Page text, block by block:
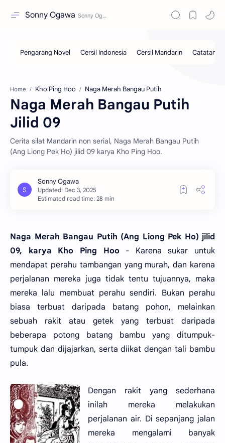
Sonny Ogawa
Home Kho Ping Hoo Naga Merah Bangau Putih
Naga Merah Bangau Putih
Jilid 09
Cerita silat Mandarin non serial, Naga Merah Bangau Putih
(Ang Liong Pek Ho) jilid 09 karya Kho Ping Hoo.
Estimated read time: 28 min
Naga Merah Bangau Putih (Ang Liong Pek Ho) jilid
09, karya Kho Ping Hoo- Karena sukar untuk
mendapat perahu tambangan yang murah, dan karena
perjalanan mereka juga tidak tentu tujuannya, maka
mereka lalu membuat perahu sendiri. Bukan perahu
biasa terbuat daripada batang pohon, melainkan
sebuah rakit atau getek yang terbuat daripada
beberapa potong batang bambu yang ditumpuk-
tumpuk dan dijajarkan, serta diikat dengan tali bambu
pula.
Dengan rakit yang sederhana
inilah mereka melakukan
perjalanan air. Di sepanjang jalan
mereka mengalami banyak